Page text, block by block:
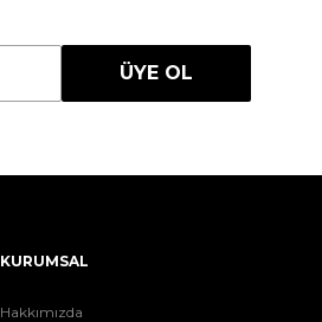
ÜYE OL
KURUMSAL
Hakkımızda